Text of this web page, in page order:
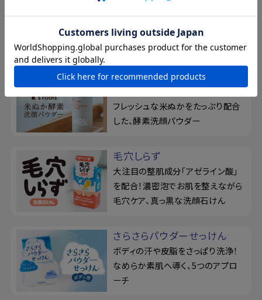
すニキビを予防！『フォーバック』で
背中を集中ケア
ピーズルーツ
毛穴汚れを、濃密ねばり泡が吸着！
フレッシュな米ぬかをたっぷり配合
した、酵素洗顔パウダー
毛穴しらず
大注目の整肌成分「アゼライン酸」
を配合！濃密泡でお肌を整えながら
毛穴ケア、真っ黒な洗顔石けん
さらさらパウダーせっけん
ボディの汗や皮脂をさっぱり洗浄！
なめらか素肌へ導く、5つのアプロ
ーチ